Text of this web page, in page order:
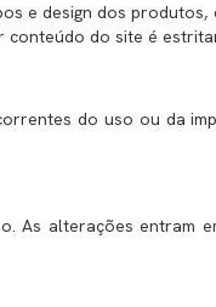
e design dos produtos,
do site é
do uso ou da
As alterações entram